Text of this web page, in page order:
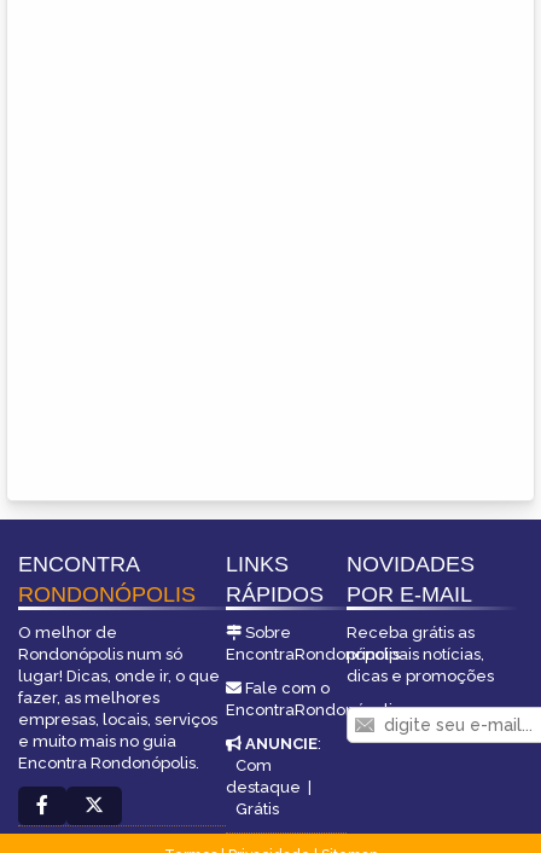
ENCONTRA
RONDONÓPOLIS
O melhor de
Rondonópolis num só
lugar! Dicas, onde ir, o que
fazer, as melhores
empresas, locais, serviços
e muito mais no guia
Encontra Rondonópolis.
LINKS
RÁPIDOS
Sobre
EncontraRondonópolis
Fale com o
EncontraRondonópolis
ANUNCIE:
Com
destaque
Grátis
NOVIDADES
POR E-MAIL
Receba grátis as
principais notícias,
dicas e promoções